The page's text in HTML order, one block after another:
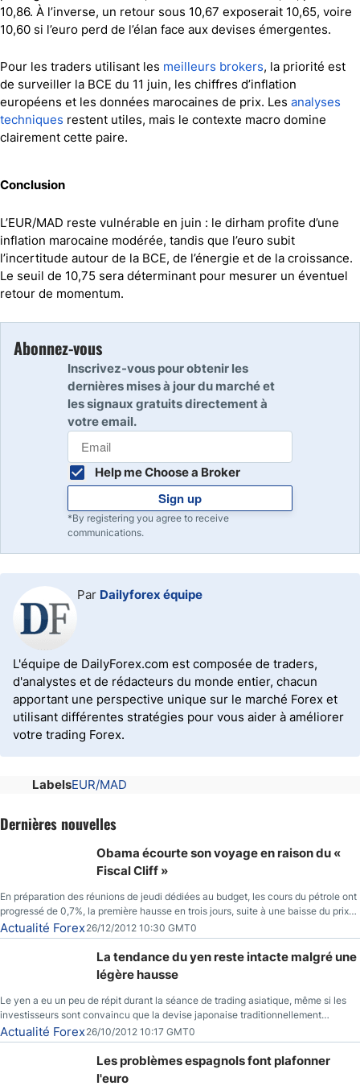
10,86. À l’inverse, un retour sous 10,67 exposerait 10,65, voire
10,60 si l’euro perd de l’élan face aux devises émergentes.
Pour les traders utilisant les meilleurs brokers, la priorité est
de surveiller la BCE du 11 juin, les chiffres d’inflation
européens et les données marocaines de prix. Les analyses
techniques restent utiles, mais le contexte macro domine
clairement cette paire.
Conclusion
L’EUR/MAD reste vulnérable en juin : le dirham profite d’une
inflation marocaine modérée, tandis que l’euro subit
l’incertitude autour de la BCE, de l’énergie et de la croissance.
Le seuil de 10,75 sera déterminant pour mesurer un éventuel
retour de momentum.
Abonnez-vous
Inscrivez-vous pour obtenir les
dernières mises à jour du marché et
les signaux gratuits directement à
votre email.
Help me Choose a Broker
Sign up
*By registering you agree to receive
communications.
Par Dailyforex équipe
L'équipe de DailyForex.com est composée de traders,
d'analystes et de rédacteurs du monde entier, chacun
apportant une perspective unique sur le marché Forex et
utilisant différentes stratégies pour vous aider à améliorer
votre trading Forex.
LabelsEUR/MAD
Dernières nouvelles
Obama écourte son voyage en raison du «
Fiscal Cliff »
En préparation des réunions de jeudi dédiées au budget, les cours du pétrole ont
progressé de 0,7%, la première hausse en trois jours, suite à une baisse du prix
des réserves de pétrole américaines à un bas de 10 semaines.
Actualité Forex 26/12/2012 10:30 GMT0
La tendance du yen reste intacte malgré une
légère hausse
Le yen a eu un peu de répit durant la séance de trading asiatique, même si les
investisseurs sont convaincu que la devise japonaise traditionnellement
sécuritaire devrait chuter de façon importante après la réunion de la Banque du
Japon la semaine prochaine.
Actualité Forex 26/10/2012 10:17 GMT0
Les problèmes espagnols font plafonner
l'euro